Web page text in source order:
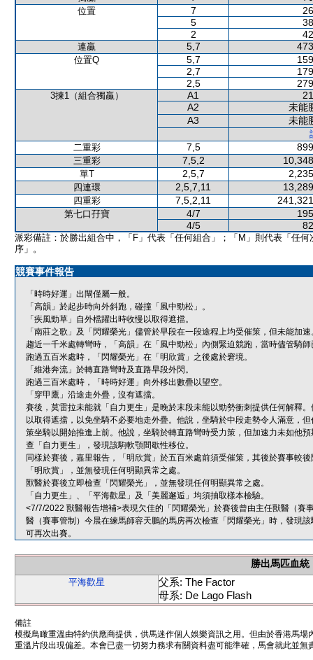
位置 7
5
2
連贏 5,7
位置Q 5,7
2,7
2,5
3揀1（組合獨贏） A1
A2
未能
A3
未能
二重彩
7,5
三重彩 7,5,2
單T 2,5,7
四連環 2,5,7,11
四重彩 7,5,2,11
第七口孖寶 4/7
4/5
派彩備註：於勝出組合中，「F」代表「任何組合」；「M」則代表「任何
序」。
競賽事件報告
「時時好運」出閘僅屬一般。
「高韻」於起步時向外斜跑，碰撞「風中勁松」。
「疾風勁草」自外檔躍出時收慢以取得遮擋。
「南莊之歌」及「閃耀榮光」儘管於早段在一段途程上均受催策，但未能加速
趨近一千米處轉彎時，「高韻」在「風中勁松」內側緊迫競跑，當時儘管騎
跑過五百米處時，「閃耀榮光」在「明欣賞」之後處於窘境。
「維港奔流」於轉直路彎時及直路早段外閃。
跑過三百米處時，「時時好運」向外移出數疊以望空。
「穿甲鷹」沿途走外疊，沒有遮擋。
賽後，莫雷拉未能就「自力更生」是晚於末段未能以勁勢衝刺提供任何解釋
以取得遮擋，以免坐騎不必要地走外疊。他說，坐騎於中段走勢令人滿意，
策坐騎以開始推進上前。他說，坐騎於轉直路彎時受力策，但加速力未如他
查「自力更生」，發現該駒軟顎間歇性移位。
同樣於賽後，嘉里報告，「明欣賞」於五百米處前須受催策，其後於賽事較
「明欣賞」，並無發現任何明顯異常之處。
獸醫於賽後立即檢查「閃耀榮光」，並無發現任何明顯異常之處。
「自力更生」、「平海歡星」及「美麗邂逅」均須抽取樣本檢驗。
<7/7/2022 獸醫報告增補>表現欠佳的「閃耀榮光」於賽後曾由主任獸醫（賽
醫（賽事管制）今晨在練馬師容天鵬的馬房再次檢查「閃耀榮光」時，發現
可再次出賽。
勝出馬匹血統
平海歡星
父系: The Factor
母系: De Lago Flash
備註
模擬鳥瞰重溫由特約供應商提供，供馬迷作個人娛樂資訊之用。但由於香港馬
重溫片段出現偏差。本會已盡一切努力務求有關資料盡可能準確，馬會就此並